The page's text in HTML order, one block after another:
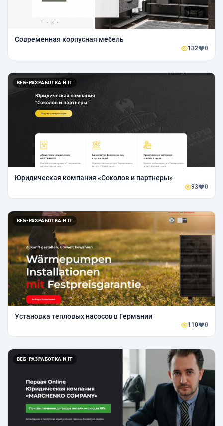
Современная корпусная мебель
132 0
ВЕБ-РАЗРАБОТКА И IT
Юридическая компания «Соколов и партнеры»
93 0
ВЕБ-РАЗРАБОТКА И IT
Установка тепловых насосов в Германии
110 0
ВЕБ-РАЗРАБОТКА И IT